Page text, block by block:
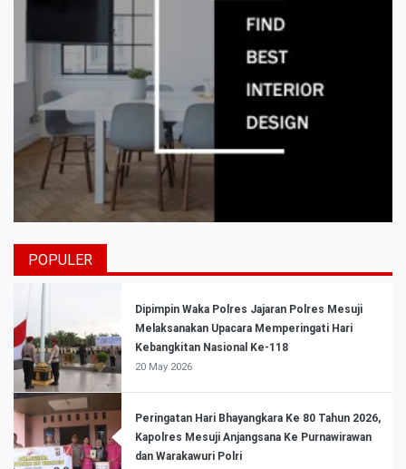
POPULER
Dipimpin Waka Polres Jajaran Polres Mesuji
Melaksanakan Upacara Memperingati Hari
Kebangkitan Nasional Ke-118
20 May 2026
Peringatan Hari Bhayangkara Ke 80 Tahun 2026,
Kapolres Mesuji Anjangsana Ke Purnawirawan
dan Warakawuri Polri